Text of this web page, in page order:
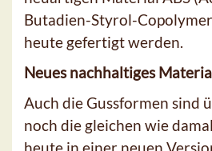
Butadien-Styrol-
heute gefertigt werden.
Neues nachhaltiges
Auch die Gussformen sind
noch die gleichen wie